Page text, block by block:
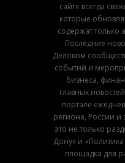
сайте всегда
которые
содержат
Последние
Деловом
событий и
бизнеса,
главных
портале
региона, России и
это не только
Дону» и
площадка для